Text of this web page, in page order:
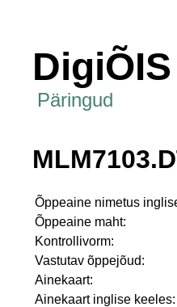
DigiÕIS
Päringud
Õppeaine nimetus
Õppeaine maht:
Kontrollivorm:
Vastutav õppejõud:
Ainekaart:
Ainekaart inglise keeles: